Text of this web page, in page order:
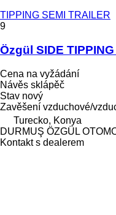
TIPPING SEMI TRAILER
9
Özgül SIDE
Cena na vyžádání
Návěs sklápěč
Stav nový
Zavěšení vzduchové/
Turecko, Konya
DURMUŞ ÖZGÜL
Kontakt s dealerem